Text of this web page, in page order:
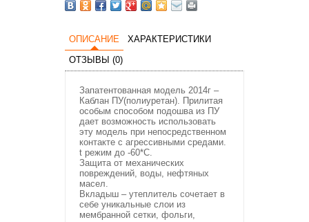
ОПИСАНИЕ
ХАРАКТЕРИСТИКИ
ОТЗЫВЫ (0)
Запатентованная модель 2014г –
Каблан ПУ(полиуретан). Прилитая
особым способом подошва из ПУ
дает возможность использовать
эту модель при непосредственном
контакте с агрессивными средами.
t режим до -60*С.
Защита от механических
повреждений, воды, нефтяных
масел.
Вкладыш – утеплитель сочетает в
себе уникальные слои из
мембранной сетки, фольги,